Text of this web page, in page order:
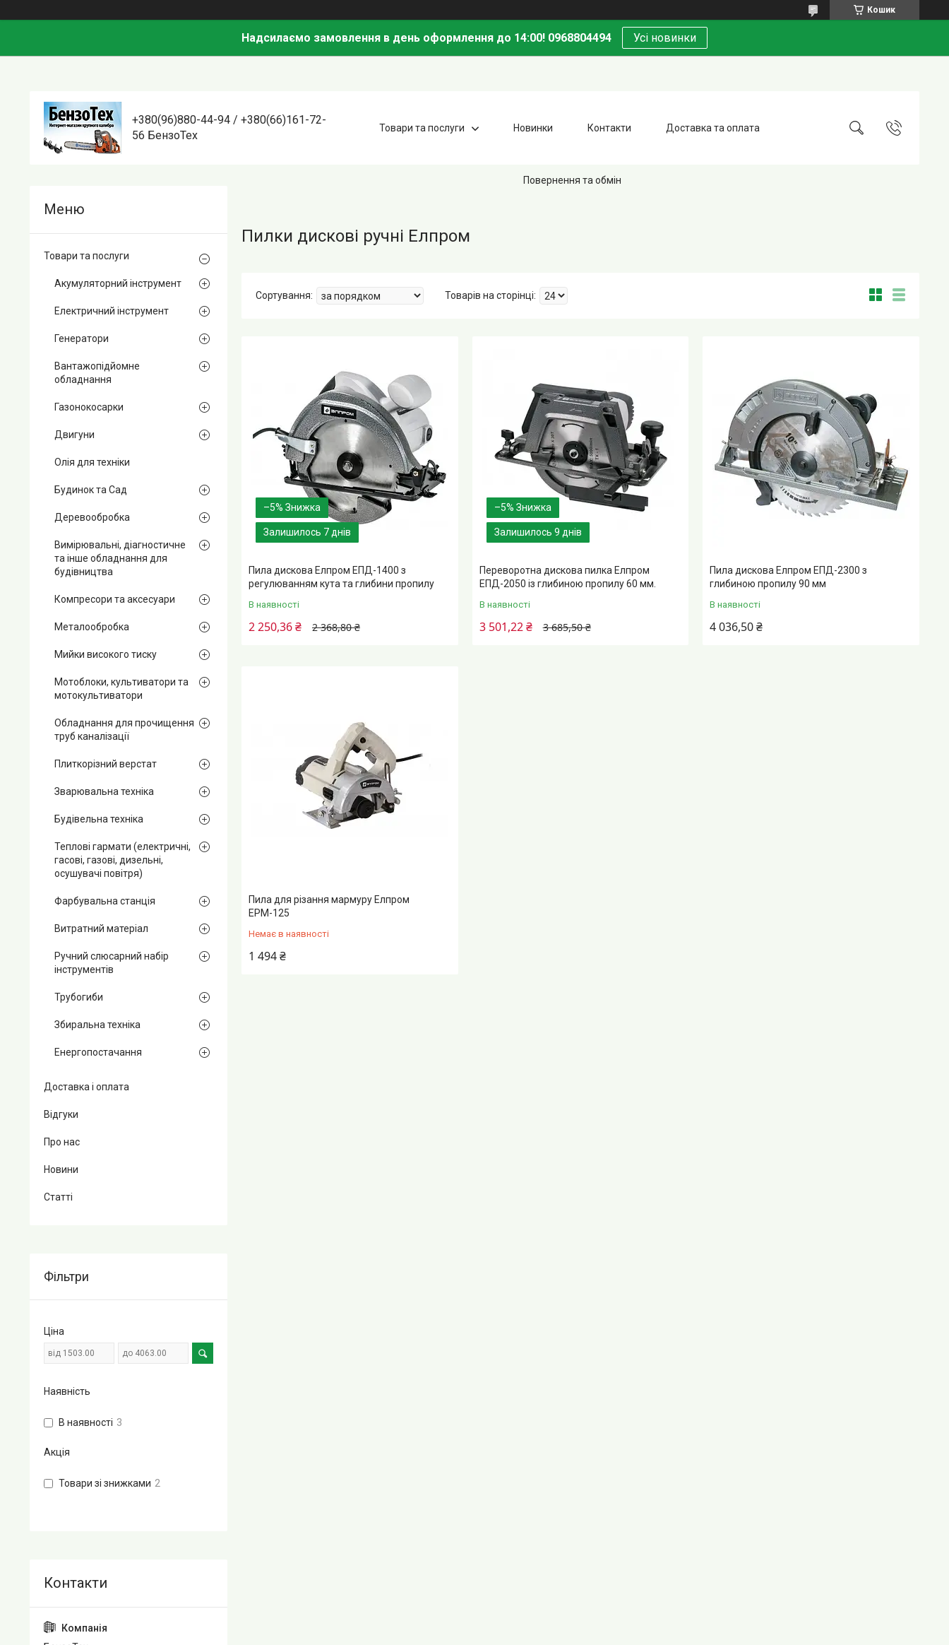
Кошик
Надсилаємо замовлення в день оформлення до 14:00! 0968804494 Усі новинки
+380(96)880-44-94 / +380(66)161-72-
56 БензоТех
Товари та послуги Новинки Контакти Доставка та оплата
Повернення та обмін
Пилки дискові ручні Елпром
–5%
Залишилось 7 днів
Пила дискова Елпром ЕПД-1400 з
регулюванням кута та глибини пропилу
В наявності
2 368,80 ₴
2 250,36 ₴
–5%
Залишилось 9 днів
Переворотна дискова пилка Елпром
ЕПД-2050 із глибиною пропилу 60 мм.
В наявності
3 685,50 ₴
3 501,22 ₴
Пила дискова Елпром ЕПД-2300 з
глибиною пропилу 90 мм
В наявності
4 036,50 ₴
Пила для різання мармуру Елпром
ЕРМ-125
Немає в наявності
1 494 ₴
Товари та послуги
Акумуляторний інструмент
Електричний інструмент
Генератори
Вантажопідйомне
обладнання
Газонокосарки
Двигуни
Олія для техніки
Будинок та Сад
Деревообробка
Вимірювальні, діагностичне
та інше обладнання для
будівництва
Компресори та аксесуари
Металообробка
Мийки високого тиску
Мотоблоки, культиватори та
мотокультиватори
Обладнання для прочищення
труб каналізації
Плиткорізний верстат
Зварювальна техніка
Будівельна техніка
Теплові гармати (електричні,
гасові, газові, дизельні,
осушувачі повітря)
Фарбувальна станція
Витратний матеріал
Ручний слюсарний набір
інструментів
Трубогиби
Збиральна техніка
Енергопостачання
Доставка і оплата
Відгуки
Про нас
Новини
Статті
Фільтри
Ціна
Наявність
В наявності 3
Акція
Товари зі знижками 2